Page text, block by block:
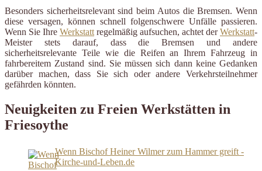
Besonders sicherheitsrelevant sind beim Autos die Bremsen. Wenn
diese versagen, können schnell folgenschwere Unfälle passieren.
Wenn Sie Ihre Werkstatt regelmäßig aufsuchen, achtet derWerkstatt-
Meister stets darauf, dass die Bremsen und andere
sicherheitsrelevante Teile wie die Reifen an Ihrem Fahrzeug in
fahrbereitem Zustand sind. Sie müssen sich dann keine Gedanken
darüber machen, dass Sie sich oder andere Verkehrsteilnehmer
gefährden könnten.
Neuigkeiten zu Freien Werkstätten in
Friesoythe
Wenn Bischof Heiner Wilmer zum Hammer greift -
Kirche-und-Leben.de